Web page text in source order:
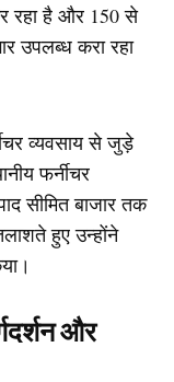
रहा है और 150 से
उपलब्ध करा रहा
व्यवसाय से जुड़े
फर्नीचर
सीमित बाजार तक
हुए उन्होंने
और